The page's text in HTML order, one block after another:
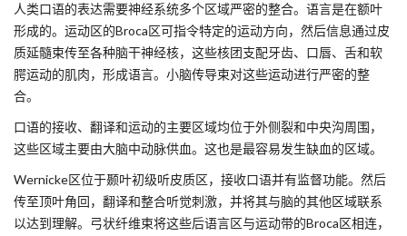
人类口语的表达需要神经系统多个区域严密的整合。语言是在额叶
形成的。运动区的Broca区可指令特定的运动方向，然后信息通过皮
质延髓束传至各种脑干神经核，这些核团支配牙齿、口唇、舌和软
腭运动的肌肉，形成语言。小脑传导束对这些运动进行严密的整
合。
口语的接收、翻译和运动的主要区域均位于外侧裂和中央沟周围，
这些区域主要由大脑中动脉供血。这也是最容易发生缺血的区域。
Wernicke区位于颞叶初级听皮质区，接收口语并有监督功能。然后
传至顶叶角回，翻译和整合听觉刺激，并将其与脑的其他区域联系
以达到理解。弓状纤维束将这些后语言区与运动带的Broca区相连，